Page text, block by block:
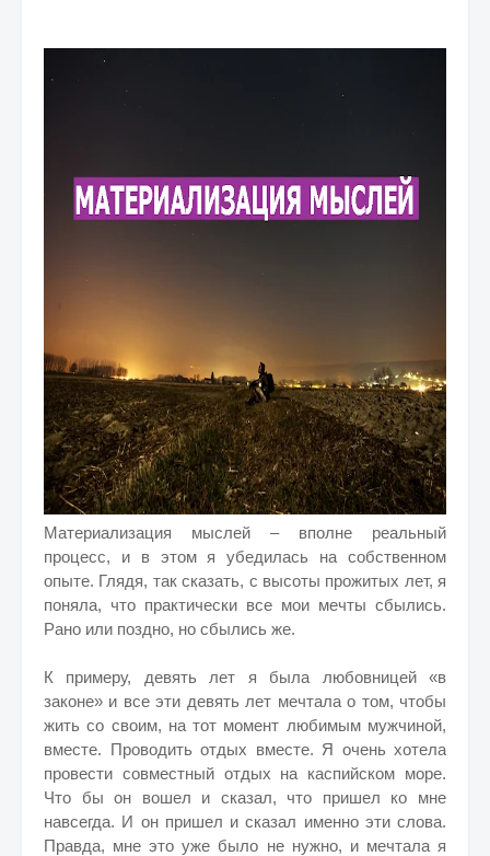
Материализация мыслей – вполне реальный
процесс, и в этом я убедилась на собственном
опыте. Глядя, так сказать, с высоты прожитых лет, я
поняла, что практически все мои мечты сбылись.
Рано или поздно, но сбылись же.
К примеру, девять лет я была любовницей «в
законе» и все эти девять лет мечтала о том, чтобы
жить со своим, на тот момент любимым мужчиной,
вместе. Проводить отдых вместе. Я очень хотела
провести совместный отдых на каспийском море.
Что бы он вошел и сказал, что пришел ко мне
навсегда. И он пришел и сказал именно эти слова.
Правда, мне это уже было не нужно, и мечтала я